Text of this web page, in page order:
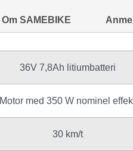
Om SAMEBIKE
36V 7,8Ah litiumbatteri
Motor med 350 W nominel
30 km/t